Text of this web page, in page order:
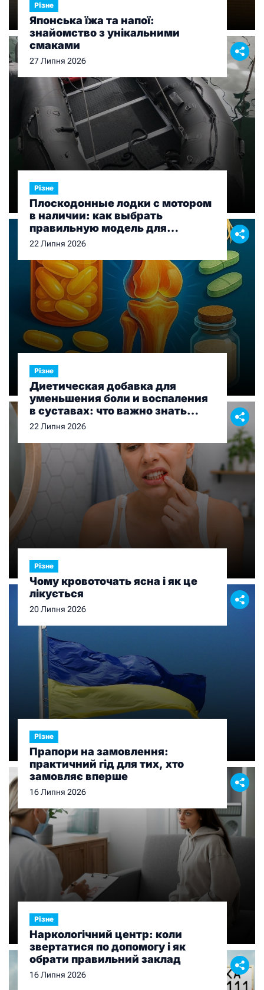
Різне
Японська їжа та напої:
знайомство з унікальними
смаками
27 Липня 2026
Різне
Плоскодонные лодки с мотором
в наличии: как выбрать
правильную модель для
рыбалки и отдыха
22 Липня 2026
Різне
Диетическая добавка для
уменьшения боли и воспаления
в суставах: что важно знать
перед выбором
22 Липня 2026
Різне
Чому кровоточать ясна і як це
лікується
20 Липня 2026
Різне
Прапори на замовлення:
практичний гід для тих, хто
замовляє вперше
16 Липня 2026
Різне
Наркологічний центр: коли
звертатися по допомогу і як
обрати правильний заклад
16 Липня 2026